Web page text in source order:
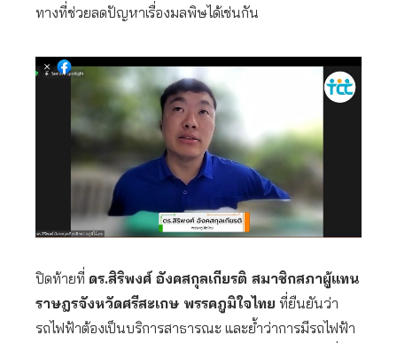
ทางที่ช่วยลดปัญหาเรื่องมลพิษได้เช่นกัน
ปิดท้ายที่ ดร.สิริพงศ์ อังคสกุลเกียรติ สมาชิกสภาผู้แทน
ราษฎรจังหวัดศรีสะเกษ พรรคภูมิใจไทย ที่ยืนยันว่า
รถไฟฟ้าต้องเป็นบริการสาธารณะ และย้ำว่าการมีรถไฟฟ้า